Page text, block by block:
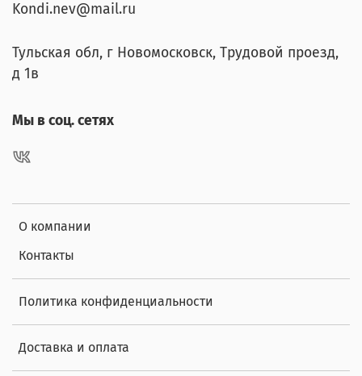
О компании
Контакты
Политика конфиденциальности
Доставка и оплата
Kondi.nev@mail.ru
Тульская обл, г Новомосковск, Трудовой проезд,
д 1в
Мы в соц. сетях